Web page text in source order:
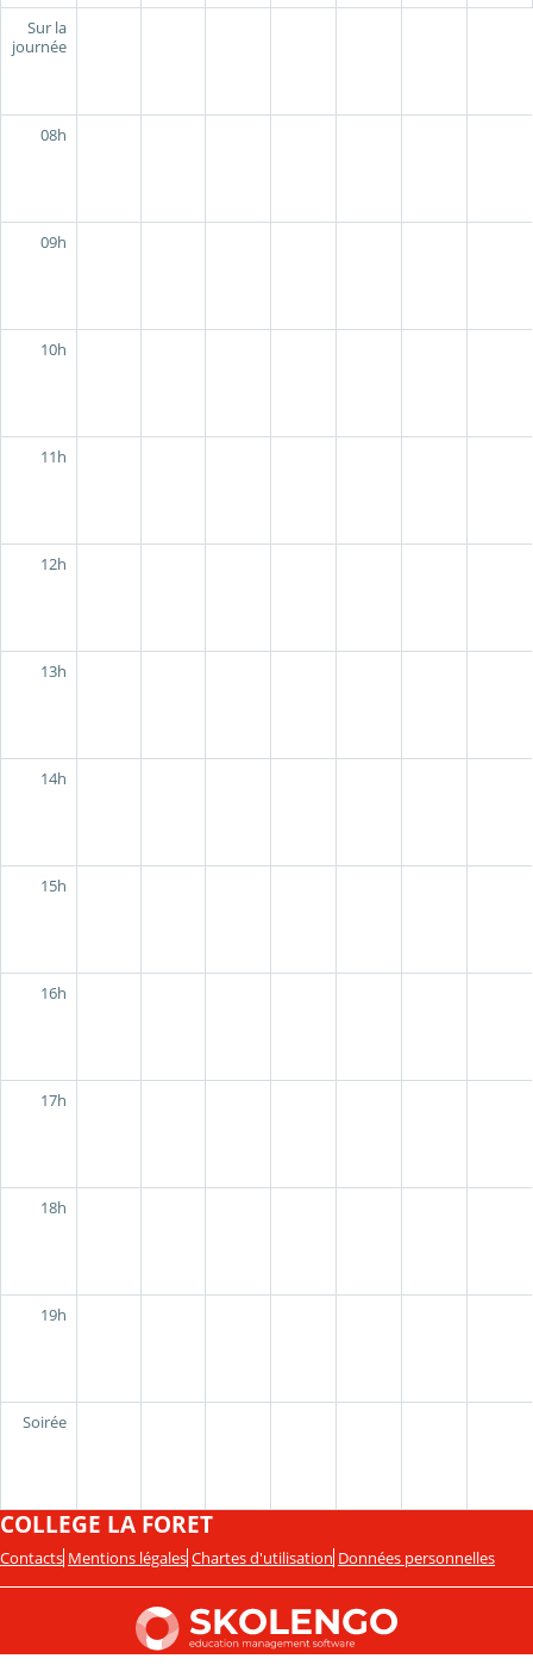
Sur la
journée
08h
09h
10h
11h
12h
13h
14h
15h
16h
17h
18h
19h
Soirée
COLLEGE LA FORET
Contacts Mentions légales Chartes d'utilisation Données personnelles